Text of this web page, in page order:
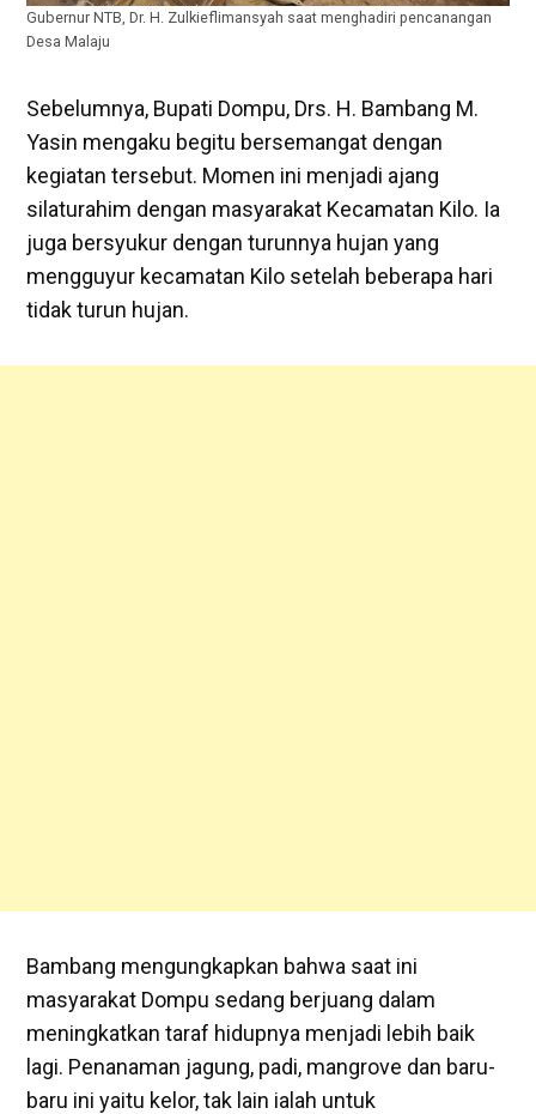
Gubernur NTB, Dr. H. Zulkieflimansyah saat menghadiri pencanangan
Desa Malaju
Sebelumnya, Bupati Dompu, Drs. H. Bambang M.
Yasin mengaku begitu bersemangat dengan
kegiatan tersebut. Momen ini menjadi ajang
silaturahim dengan masyarakat Kecamatan Kilo. Ia
juga bersyukur dengan turunnya hujan yang
mengguyur kecamatan Kilo setelah beberapa hari
tidak turun hujan.
Bambang mengungkapkan bahwa saat ini
masyarakat Dompu sedang berjuang dalam
meningkatkan taraf hidupnya menjadi lebih baik
lagi. Penanaman jagung, padi, mangrove dan baru-
baru ini yaitu kelor, tak lain ialah untuk